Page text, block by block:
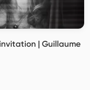
| Guillaume